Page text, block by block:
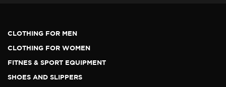
CLOTHING FOR MEN
CLOTHING FOR WOMEN
FITNES & SPORT EQUIPMENT
SHOES AND SLIPPERS